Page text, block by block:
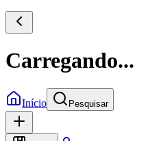
Carregando...
Início Pesquisar